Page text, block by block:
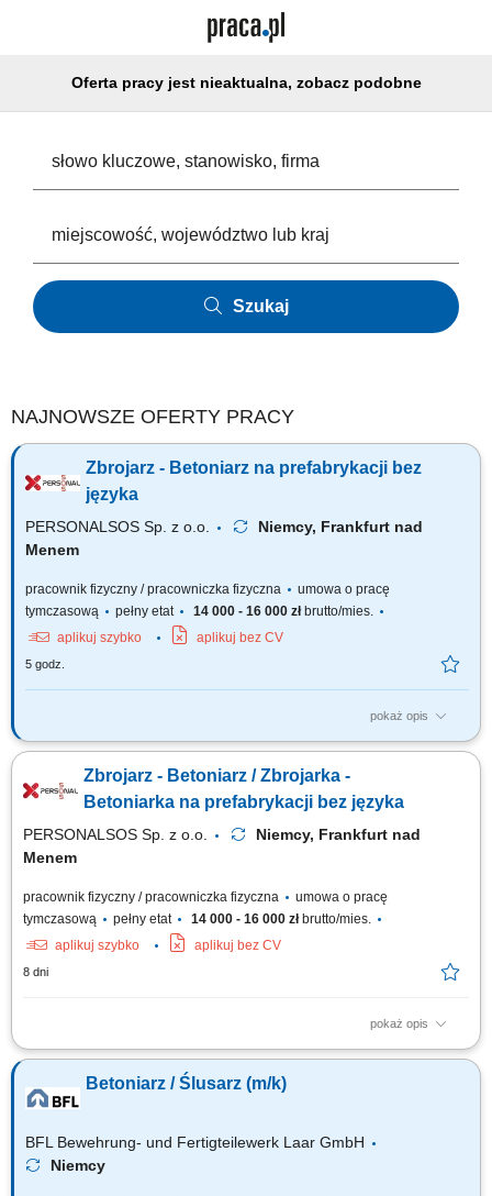
Oferta pracy jest nieaktualna, zobacz podobne
Szukaj
NAJNOWSZE OFERTY PRACY
Zbrojarz - Betoniarz na prefabrykacji bez
języka
PERSONALSOS Sp. z o.o.
Niemcy, Frankfurt nad
Menem
pracownik fizyczny / pracowniczka fizyczna
umowa o pracę
tymczasową
pełny etat 14 000 - 16 000 złbrutto/mies.
aplikuj szybko
aplikuj bez CV
5 godz.
pokaż opis
Opis stanowiska: Wykonywanie zbrojeń zgodnie z rysunkiem
interpretacja dokumentacji technicznej; Przygotowanie form oraz
elementów do betonowania; Montaż zbrojeń w formach
Zbrojarz - Betoniarz / Zbrojarka -
Betoniarka na prefabrykacji bez języka
PERSONALSOS Sp. z o.o.
Niemcy, Frankfurt nad
Menem
pracownik fizyczny / pracowniczka fizyczna
umowa o pracę
tymczasową
pełny etat 14 000 - 16 000 złbrutto/mies.
aplikuj szybko
aplikuj bez CV
8 dni
pokaż opis
Zakres obowiązków: Wykonywanie zbrojeń (cięcie, gięcie, wiązanie stali)
formach prefabrykacyjnych; Przygotowywanie form oraz niezbędnych
elementów do betonowania; Udział w procesie betonowania oraz
Betoniarz / Ślusarz (m/k)
BFL Bewehrung- und Fertigteilewerk Laar GmbH
Niemcy